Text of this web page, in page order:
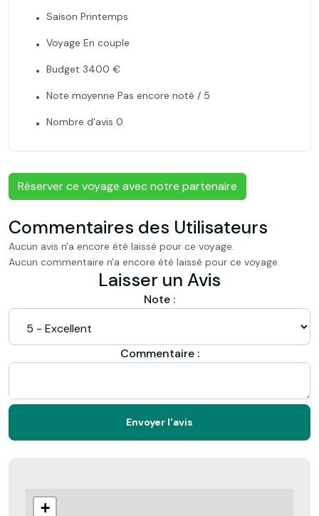
Saison Printemps
Voyage En couple
Budget 3400 €
Note moyenne Pas encore noté / 5
Nombre d'avis 0
Réserver ce voyage avec notre partenaire
Commentaires des Utilisateurs
Aucun avis n'a encore été laissé pour ce voyage.
Aucun commentaire n'a encore été laissé pour ce voyage.
Laisser un Avis
Note :
Commentaire :
Envoyer l'avis
+